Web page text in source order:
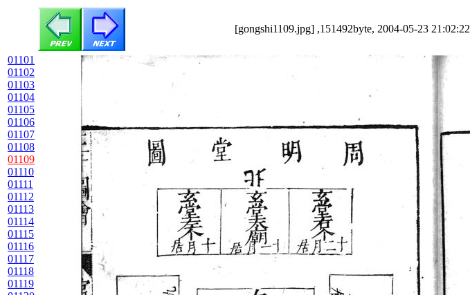
[gongshi1109.jpg] ,151492byte, 2004-05-23 21:02:22
01101
01102
01103
01104
01105
01106
01107
01108
01109
01110
01111
01112
01113
01114
01115
01116
01117
01118
01119